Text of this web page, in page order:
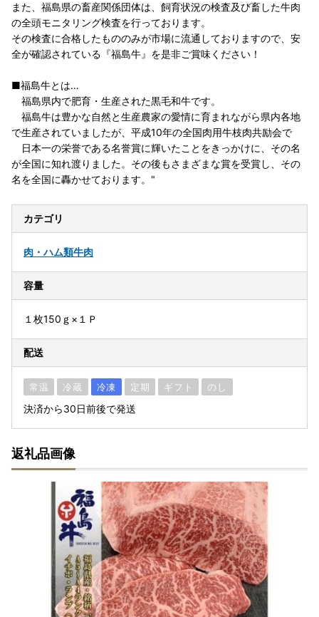
また、福島県の畜産関係団体は、飼育状況の検査及び畜した牛肉
の全頭モニタリング検査を行っております。
その検査に合格したもののみが市場に流通しておりますので、安
全が確認されている『福島牛』を是非ご賞味ください！
■福島牛とは…
福島県内で肥育・生産された黒毛和牛です。
福島牛は豊かな自然と生産農家の愛情に育まれながら県内各地
で生産されていましたが、平成10年の全国肉用牛枝肉共励会で
日本一の栄誉である名誉賞に輝いたことをきっかけに、その名
が全国に知れ渡りました。その後もさまざまな賞を受賞し、その
名を全国に轟かせております。"
カテゴリ
肉・ハム類牛肉
容量
１枚150ｇ×１Ｐ
配送
常温 冷蔵 冷凍 定期 ギフト のし
決済から30日前後で発送
返礼品画像